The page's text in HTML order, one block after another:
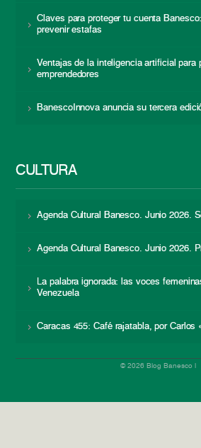
Claves para proteger tu cuenta
prevenir estafas
Ventajas de la inteligencia artificial para
emprendedores
BanescoInnova anuncia su tercera
CULTURA
Agenda Cultural Banesco. Junio 2026.
Agenda Cultural Banesco. Junio 2026.
La palabra ignorada: las voces
Venezuela
Caracas 455: Café rajatabla, por Carlos
© 2026 Blog Banesco |